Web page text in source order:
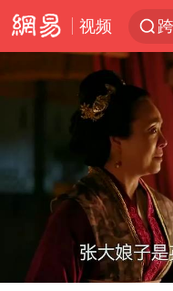
视频
“
Play